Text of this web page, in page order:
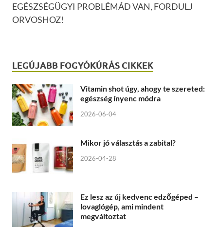
EGÉSZSÉGÜGYI PROBLÉMÁD VAN, FORDULJ
ORVOSHOZ!
LEGÚJABB FOGYÓKÚRÁS CIKKEK
Vitamin shot úgy, ahogy te szereted:
egészség ínyenc módra
2026-06-04
Mikor jó választás a zabital?
2026-04-28
Ez lesz az új kedvenc edzőgéped –
lovaglógép, ami mindent
megváltoztat